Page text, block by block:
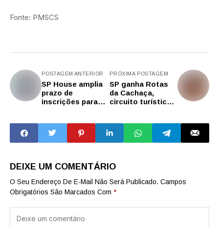
Fonte: PMSCS
POSTAGEM ANTERIOR
SP House amplia
prazo de
inscrições para
integrarão
programação no
SXSW 2026
PRÓXIMA POSTAGEM
SP ganha Rotas
da Cachaça,
circuito turístico
municípios
DEIXE UM COMENTÁRIO
O Seu Endereço De E-Mail Não Será Publicado. Campos
Obrigatórios São Marcados Com *